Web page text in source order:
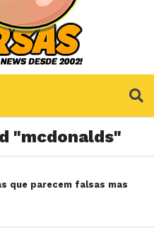
"mcdonalds"
que parecem falsas mas